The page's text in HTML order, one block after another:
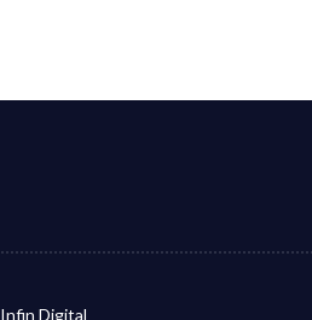
Infin Digital